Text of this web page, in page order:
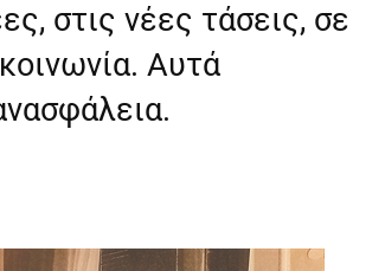
στις νέες τάσεις, σε
Αυτά